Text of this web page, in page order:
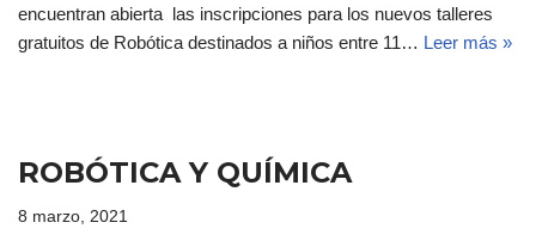
encuentran abierta las inscripciones para los nuevos talleres
gratuitos de Robótica destinados a niños entre 11… Leer más »
ROBÓTICA Y QUÍMICA
8 marzo, 2021